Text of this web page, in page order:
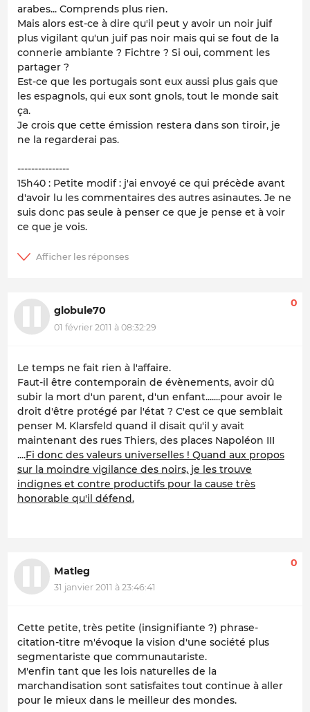
arabes... Comprends plus rien.
Mais alors est-ce à dire qu'il peut y avoir un noir juif
plus vigilant qu'un juif pas noir mais qui se fout de la
connerie ambiante ? Fichtre ? Si oui, comment les
partager ?
Est-ce que les portugais sont eux aussi plus gais que
les espagnols, qui eux sont gnols, tout le monde sait
ça.
Je crois que cette émission restera dans son tiroir, je
ne la regarderai pas.
---------------
15h40 : Petite modif : j'ai envoyé ce qui précède avant
d'avoir lu les commentaires des autres asinautes. Je ne
suis donc pas seule à penser ce que je pense et à voir
ce que je vois.
globule70
01 février 2011 à 08:32:29
0
Le temps ne fait rien à l'affaire.
Faut-il être contemporain de évènements, avoir dû
subir la mort d'un parent, d'un enfant.......pour avoir le
droit d'être protégé par l'état ? C'est ce que semblait
penser M. Klarsfeld quand il disait qu'il y avait
maintenant des rues Thiers, des places Napoléon III
....Fi donc des valeurs universelles ! Quand aux propos
sur la moindre vigilance des noirs, je les trouve
indignes et contre productifs pour la cause très
honorable qu'il défend.
Matleg
31 janvier 2011 à 23:46:41
0
Cette petite, très petite (insignifiante ?) phrase-
citation-titre m'évoque la vision d'une société plus
segmentariste que communautariste.
M'enfin tant que les lois naturelles de la
marchandisation sont satisfaites tout continue à aller
pour le mieux dans le meilleur des mondes.